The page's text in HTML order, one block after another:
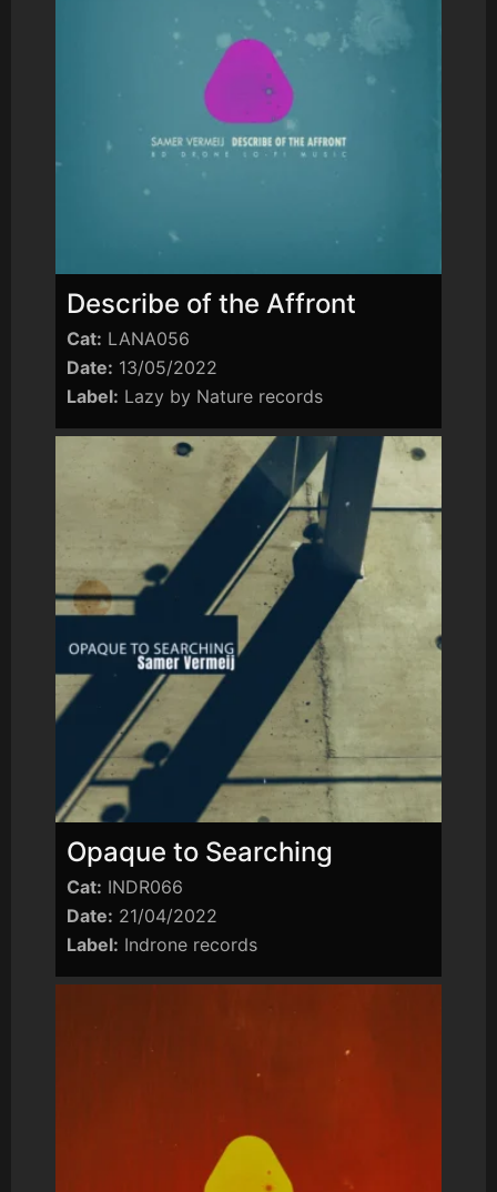
Describe of the Affront
Cat: LANA056
Date: 13/05/2022
Label: Lazy by Nature records
Opaque to Searching
Cat: INDR066
Date: 21/04/2022
Label: Indrone records